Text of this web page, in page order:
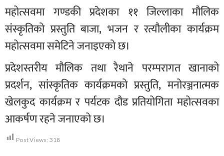
महोत्सवमा गण्डकी प्रदेशका ११ जिल्लाका मौलिक
संस्कृतिको प्रस्तुति बाजा, भजन र रत्यौलीका कार्यक्रम
महोत्सवमा समेटिने जनाइएको छ।
प्रदेशस्तरीय मौलिक तथा रैथाने परम्परागत खानाको
प्रदर्शन, सांस्कृतिक कार्यक्रमको प्रस्तुति, मनोरञ्जनात्मक
खेलकुद कार्यक्रम र पर्यटक दौड प्रतियोगिता महोत्सवका
आकर्षण रहने जनाएको छ।
Post Views: 318